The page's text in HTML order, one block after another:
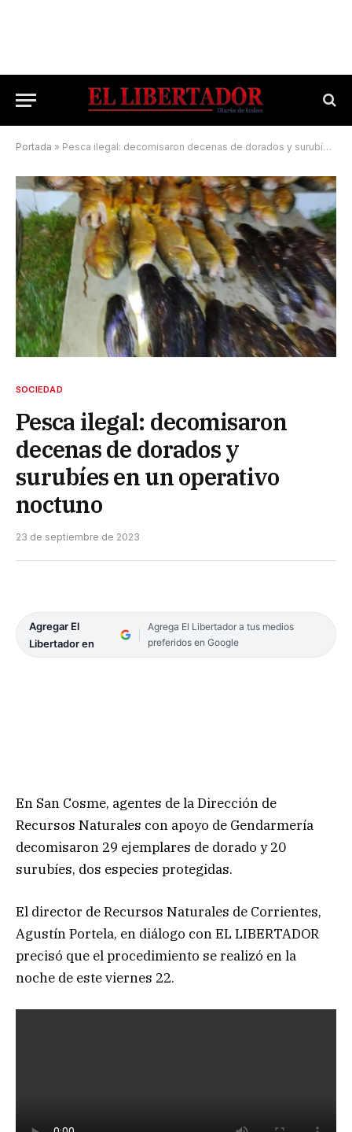
Portada » Pesca ilegal: decomisaron decenas de dorados y surubíes en un operativo noctuno
SOCIEDAD
Pesca ilegal: decomisaron
decenas de dorados y
surubíes en un operativo
noctuno
23 de septiembre de 2023
Agregar El
Libertador en
Agrega El Libertador a tus medios
preferidos en Google
En San Cosme, agentes de la Dirección de
Recursos Naturales con apoyo de Gendarmería
decomisaron 29 ejemplares de dorado y 20
surubíes, dos especies protegidas.
El director de Recursos Naturales de Corrientes,
Agustín Portela, en diálogo con EL LIBERTADOR
precisó que el procedimiento se realizó en la
noche de este viernes 22.